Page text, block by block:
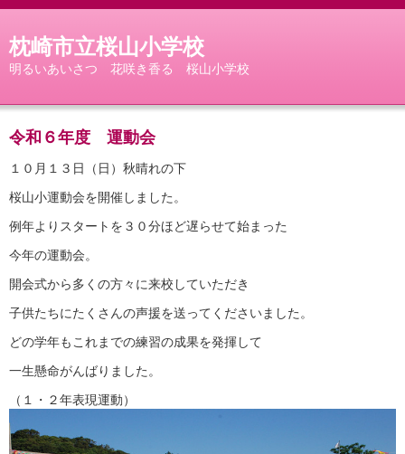
枕崎市立桜山小学校
明るいあいさつ 花咲き香る 桜山小学校
令和６年度 運動会
１０月１３日（日）秋晴れの下
桜山小運動会を開催しました。
例年よりスタートを３０分ほど遅らせて始まった
今年の運動会。
開会式から多くの方々に来校していただき
子供たちにたくさんの声援を送ってくださいました。
どの学年もこれまでの練習の成果を発揮して
一生懸命がんばりました。
（１・２年表現運動）